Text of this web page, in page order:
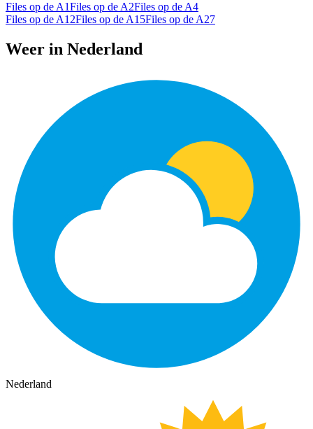
Files op de A1Files op de A2Files op de A4
Files op de A12Files op de A15Files op de A27
Weer in Nederland
Nederland